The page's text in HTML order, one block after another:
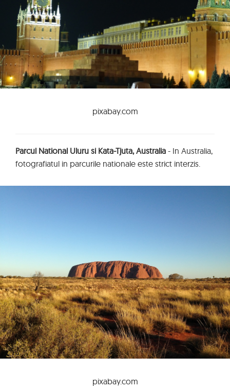
pixabay.com
Parcul National Uluru si Kata-Tjuta, Australia - In Australia,
fotografiatul in parcurile nationale este strict interzis.
pixabay.com